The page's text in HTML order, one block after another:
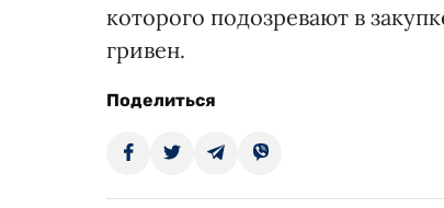
которого подозревают в
гривен.
Поделиться